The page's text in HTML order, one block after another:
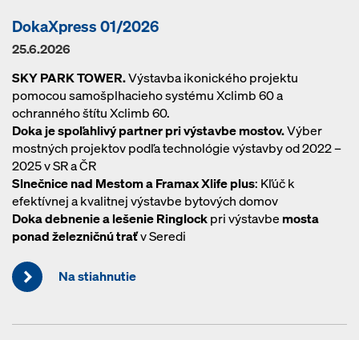
DokaXpress 01/2026
25.6.2026
SKY PARK TOWER.Výstavba ikonického projektu
pomocou samošplhacieho systému Xclimb 60 a
ochranného štítu Xclimb 60.
Doka je spoľahlivý partner pri výstavbe mostov.Výber
mostných projektov podľa technológie výstavby od 2022 –
2025 v SR a ČR
Slnečnice nad Mestom a Framax Xlife plus: Kľúč k
efektívnej a kvalitnej výstavbe bytových domov
Doka debnenie a lešenie Ringlockpri výstavbe mosta
ponad železničnú traťv Seredi
Na stiahnutie